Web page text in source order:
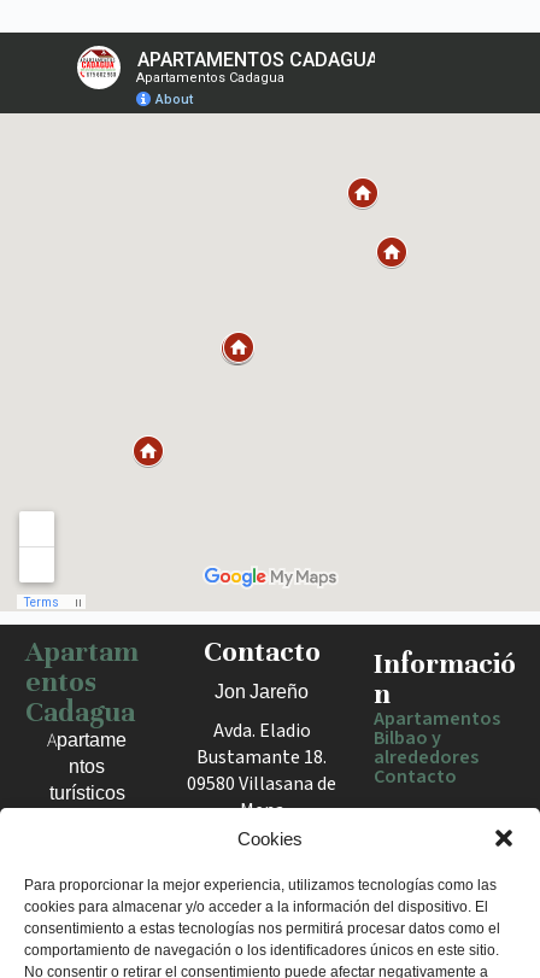
Cookies
Para proporcionar la mejor experiencia, utilizamos tecnologías como las
cookies para almacenar y/o acceder a la información del dispositivo. El
consentimiento a estas tecnologías nos permitirá procesar datos como el
comportamiento de navegación o los identificadores únicos en este sitio.
No consentir o retirar el consentimiento puede afectar negativamente a
Haz clic para activar el mapa
Apartam
entos
Cadagua
Apartame
ntos
turísticos
el Valle
de Mena.
Estancias
cómodas
Contacto
Jon Jareño
Avda. Eladio
Bustamante 18.
09580 Villasana de
Mena
España
+34 675 602
960
apartamentosc
Informació
n
Apartamentos
Bilbao y
alrededores
Contacto